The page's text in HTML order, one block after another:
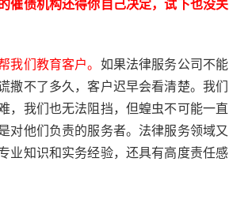
催债机构还得你自己决定，试下也没关
们教育客户。 如果法律服务公司不能
撒不了多久，客户迟早会看清楚。我们
，我们也无法阻挡，但蝗虫不可能一直
对他们负责的服务者。法律服务领域又
业知识和实务经验，还具有高度责任感